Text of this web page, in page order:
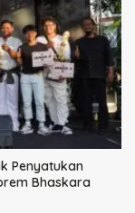
Penyatukan
Bhaskara